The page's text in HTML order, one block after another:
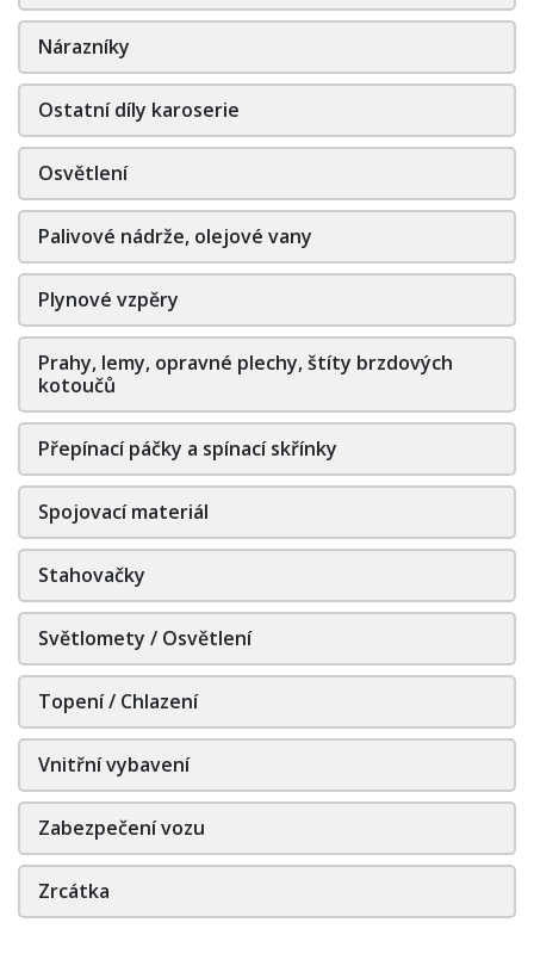
Nárazníky
Ostatní díly karoserie
Osvětlení
Palivové nádrže, olejové vany
Plynové vzpěry
Prahy, lemy, opravné plechy, štíty brzdových
kotoučů
Přepínací páčky a spínací skřínky
Spojovací materiál
Stahovačky
Světlomety / Osvětlení
Topení / Chlazení
Vnitřní vybavení
Zabezpečení vozu
Zrcátka